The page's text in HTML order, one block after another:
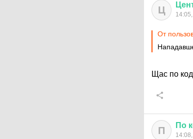
Ц
От
Щас по
П По